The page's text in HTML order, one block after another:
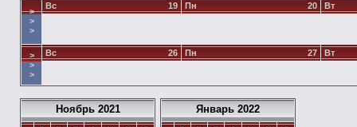
>
>
>
19
Вс 20
Пн Вт
>
>
>
26
Вс 27
Пн Вт
Ноябрь 2021 Январь 2022